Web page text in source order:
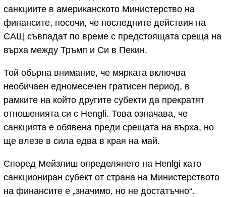
санкциите в американското Министерство на
финансите, посочи, че последните действия на
САЩ съвпадат по време с предстоящата среща на
върха между Тръмп и Си в Пекин.
Той обърна внимание, че мярката включва
необичаен едномесечен гратисен период, в
рамките на който другите субекти да прекратят
отношенията си с Hengli. Това означава, че
санкцията е обявена преди срещата на върха, но
ще влезе в сила едва в края на май.
Според Мейзлиш определянето на Henlgi като
санкциониран субект от страна на Министерството
на финансите е „значимо, но не достатъчно“.